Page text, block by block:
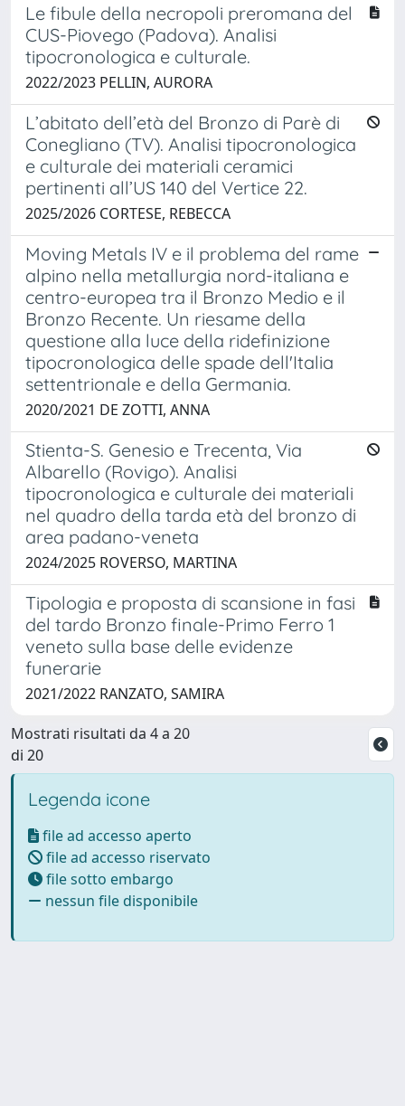
Le fibule della necropoli preromana del
CUS-Piovego (Padova). Analisi
tipocronologica e culturale.
2022/2023 PELLIN, AURORA
L’abitato dell’età del Bronzo di Parè di
Conegliano (TV). Analisi tipocronologica
e culturale dei materiali ceramici
pertinenti all’US 140 del Vertice 22.
2025/2026 CORTESE, REBECCA
Moving Metals IV e il problema del rame
alpino nella metallurgia nord-italiana e
centro-europea tra il Bronzo Medio e il
Bronzo Recente. Un riesame della
questione alla luce della ridefinizione
tipocronologica delle spade dell'Italia
settentrionale e della Germania.
2020/2021 DE ZOTTI, ANNA
Stienta-S. Genesio e Trecenta, Via
Albarello (Rovigo). Analisi
tipocronologica e culturale dei materiali
nel quadro della tarda età del bronzo di
area padano-veneta
2024/2025 ROVERSO, MARTINA
Tipologia e proposta di scansione in fasi
del tardo Bronzo finale-Primo Ferro 1
veneto sulla base delle evidenze
funerarie
2021/2022 RANZATO, SAMIRA
Mostrati risultati da 4 a 20
di 20
Legenda icone
file ad accesso aperto
file ad accesso riservato
file sotto embargo
nessun file disponibile